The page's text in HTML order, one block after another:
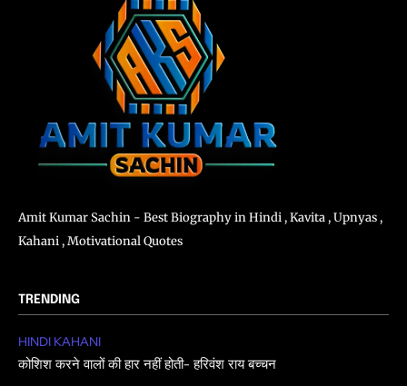
Amit Kumar Sachin - Best Biography in Hindi , Kavita , Upnyas ,
Kahani , Motivational Quotes
TRENDING
HINDI KAHANI
कोशिश करने वालों की हार नहीं होती- हरिवंश राय बच्चन